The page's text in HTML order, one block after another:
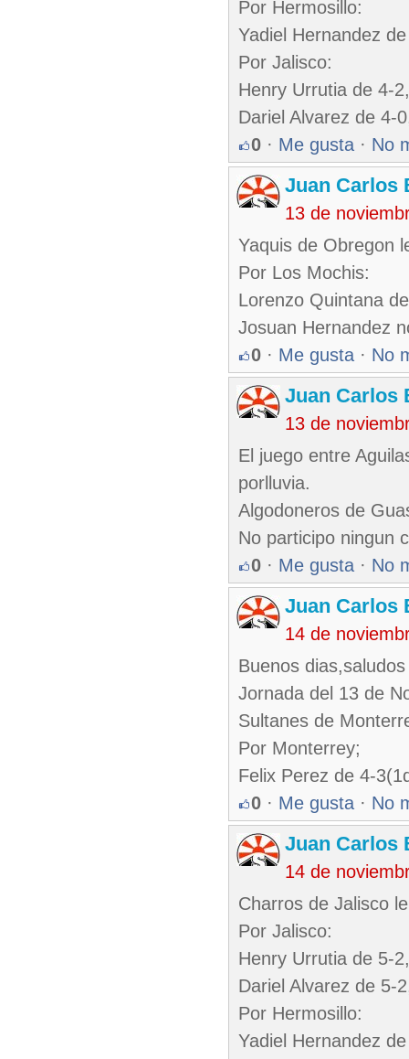
Por Hermosillo:
Yadiel Hernandez
Por Jalisco:
Henry Urrutia de 4-
Dariel Alvarez de 4-
0 · Me gusta · No
Juan Carlos
13 de
Yaquis de Obregon
Por Los Mochis:
Lorenzo Quintana
Josuan Hernandez
0 · Me gusta · No
Juan Carlos
13 de
El juego entre
porlluvia.
Algodoneros de
No participo ningun
0 · Me gusta · No
Juan Carlos
14 de
Buenos
Jornada del 13 de
Sultanes de
Por Monterrey;
Felix Perez de 4-
0 · Me gusta · No
Juan Carlos
14 de
Charros de Jalisco
Por Jalisco:
Henry Urrutia de 5-
Dariel Alvarez de 5-
Por Hermosillo:
Yadiel Hernandez